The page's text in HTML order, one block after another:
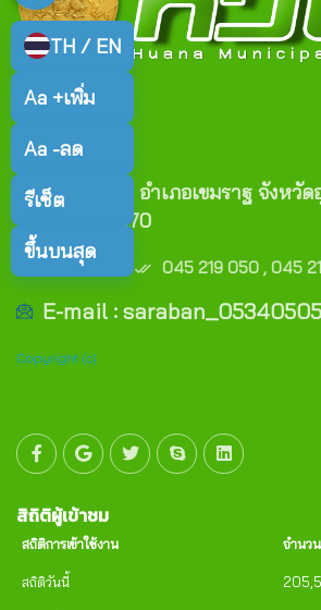
TH / EN
Aa +เพิ่ม
Aa -ลด
รีเซ็ต
ขึ้นบนสุด
ติดต่อเรา
ตำบลหัวนา อำเภอเขมราฐ จังหวั
ไปรษณีย์ 34170
เบอร์โทร : 045 219 050 , 045
E-mail :
Copyright (c)
สิถิติผู้เข้าชม
สถิติการเข้าใช้งาน จำนวน
สถิติวันนี้